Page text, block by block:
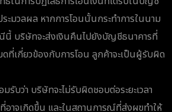
มวลผล หากการโอนนั้นกระทำการในนาม
บริษัทจะส่งเงินคืนไปยังบัญชีธนาคารที่
ดที่เกี่ยวข้องกับการโอน ลูกค้าจะเป็นผู้รับผิด
มรับว่า บริษัทจะไม่รับผิดชอบต่อระยะเวลา
อาจเกิดขึ้น และในสถานการณ์ที่ส่งผฃทำให้